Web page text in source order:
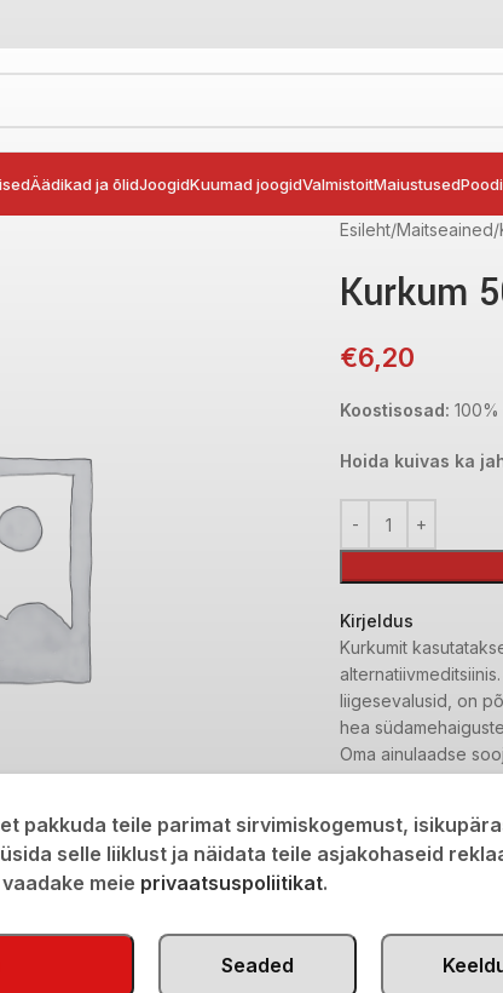
Äädikad ja õlidJoogidKuumad joogidValmistoitMaiustused
Esileht Maitseained
Kurkum
€6,20
Koostisosad:
Hoida kuivas ka
Kirjeldus
Kurkumit
liigesevalusid, on
hea
Oma ainulaadse
köögiviljaroogasid.
Kurkum sobib
baklažaaniga.
pakkuda teile parimat sirvimiskogemust,
selle liiklust ja näidata teile asjakohaseid
meie privaatsuspoliitikat.
Seaded